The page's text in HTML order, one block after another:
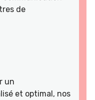
de
un
et optimal, nos